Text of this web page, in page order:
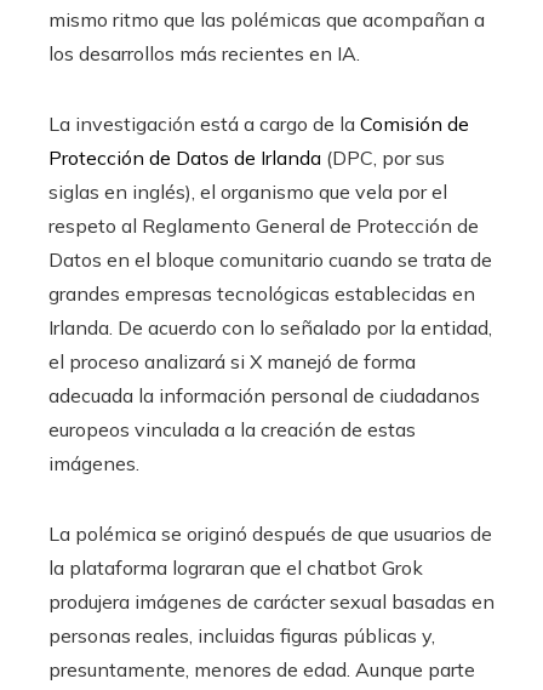
mismo ritmo que las polémicas que acompañan a
los desarrollos más recientes en IA.
La investigación está a cargo de la Comisión de
Protección de Datos de Irlanda (DPC, por sus
siglas en inglés), el organismo que vela por el
respeto al Reglamento General de Protección de
Datos en el bloque comunitario cuando se trata de
grandes empresas tecnológicas establecidas en
Irlanda. De acuerdo con lo señalado por la entidad,
el proceso analizará si X manejó de forma
adecuada la información personal de ciudadanos
europeos vinculada a la creación de estas
imágenes.
La polémica se originó después de que usuarios de
la plataforma lograran que el chatbot Grok
produjera imágenes de carácter sexual basadas en
personas reales, incluidas figuras públicas y,
presuntamente, menores de edad. Aunque parte